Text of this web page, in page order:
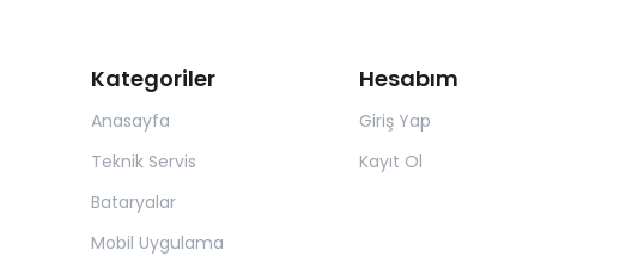
Kategoriler
Anasayfa
Teknik Servis
Bataryalar
Mobil Uygulama
Hesabım
Giriş Yap
Kayıt Ol